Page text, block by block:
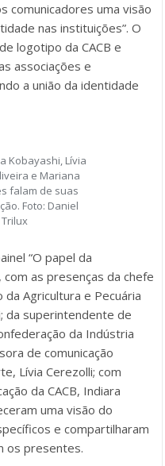
comunicadores uma visão
nas instituições”. O
logotipo da CACB e
associações e
a união da identidade
Kobayashi, Lívia
e Mariana
falam de suas
Foto: Daniel
“O papel da
com as presenças da chefe
da Agricultura e Pecuária
da superintendente de
da Indústria
de comunicação
Lívia Cerezolli; com
da CACB, Indiara
uma visão do
e compartilharam
os presentes.